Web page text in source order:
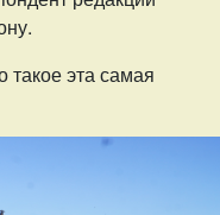
такое эта самая